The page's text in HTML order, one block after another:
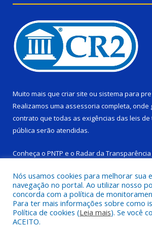
Muito mais que criar site ou sistema para
Realizamos uma assessoria completa, onde
contrato que todas as exigências das leis de
pública serão atendidas.
Conheça o PNTP e o Radar da Transparência
Todos os direitos reservados a Câmara
Pedras.
Nós usamos cookies para melhorar sua
navegação no portal. Ao utilizar nosso
concorda com a política de
Para ter mais informações sobre como
Política de cookies (Leia mais). Se você
ACEITO.